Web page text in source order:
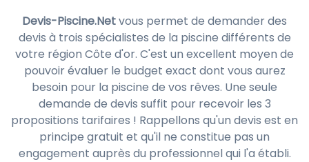
Devis-Piscine.Netvous permet de demander des
devis à trois spécialistes de la piscine différents de
votre région Côte d'or. C'est un excellent moyen de
pouvoir évaluer le budget exact dont vous aurez
besoin pour la piscine de vos rêves. Une seule
demande de devis suffit pour recevoir les 3
propositions tarifaires ! Rappellons qu'un devis est en
principe gratuit et qu'il ne constitue pas un
engagement auprès du professionnel qui l'a établi.